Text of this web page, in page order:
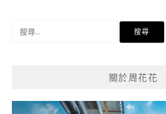
關於周花花